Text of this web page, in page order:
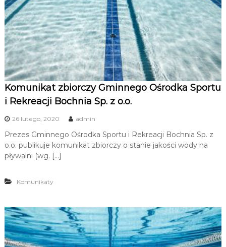
u
i
R
e
k
r
e
a
Komunikat zbiorczy Gminnego Ośrodka Sportu
i Rekreacji Bochnia Sp. z o.o.
26 lutego, 2020 admin
Prezes Gminnego Ośrodka Sportu i Rekreacji Bochnia Sp. z
o.o. publikuje komunikat zbiorczy o stanie jakości wody na
pływalni (wg. […]
Komunikaty